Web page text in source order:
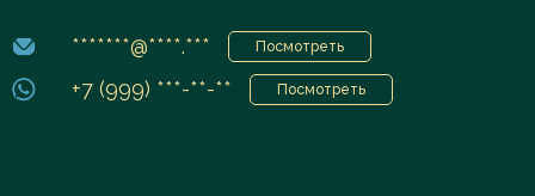
*******@****.*** Посмотреть
+7 (999) ***-**-** Посмотреть